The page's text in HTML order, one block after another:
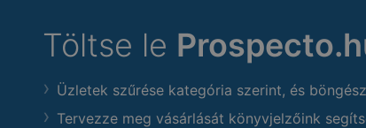
Töltse le
Üzletek szűrése kategória szerint, és
Tervezze meg vásárlását könyvjelzőink